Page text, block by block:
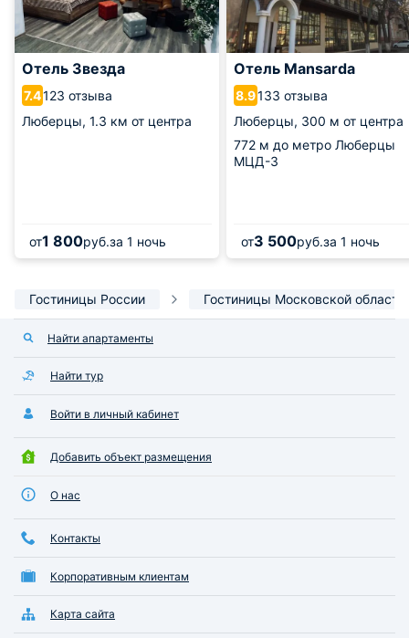
Отель Звезда
7.4123 отзыва
Люберцы, 1.3 км от центра
от1 800руб.за 1 ночь
Отель Mansarda
8.9133 отзыва
Люберцы, 300 м от центра
772 м до метро Люберцы
МЦД-3
от3 500руб.за 1 ночь
Гостиницы России Гостиницы Московской области
Найти апартаменты
Найти тур
Войти в личный кабинет
Добавить объект размещения
О нас
Контакты
Корпоративным клиентам
Карта сайта